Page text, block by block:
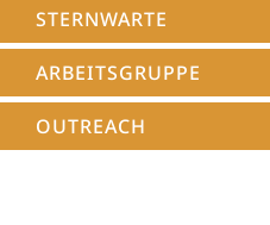
STERNWARTE
ARBEITSGRUPPE
OUTREACH